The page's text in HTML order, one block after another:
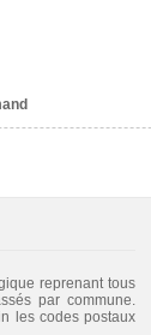
reprenant tous
par commune.
les codes postaux